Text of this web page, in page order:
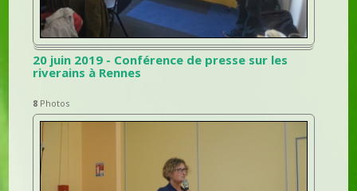
20 juin 2019 - Conférence de presse sur les
riverains à Rennes
8 Photos